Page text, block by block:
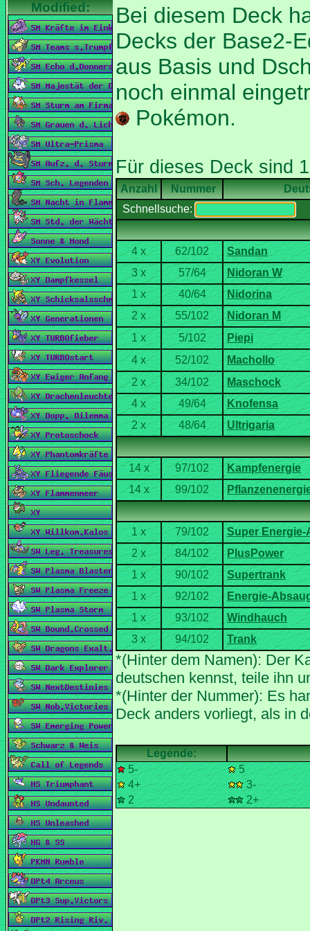
Bei diesem Deck
Decks der Base2-
aus Basis und
noch einmal
Pokémon.
Nummer
Schnellsuche:
*(Hinter dem Namen): Der
*(Hinter der Nummer): Es
5-
5
4+
3-
2
2+